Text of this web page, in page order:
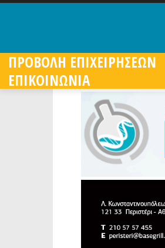
ΠΡΟΒΟΛΗ ΕΠΙΧΕΙΡΗΣΕΩΝ
ΕΠΙΚΟΙΝΩΝΙΑ